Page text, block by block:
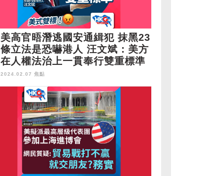
美高官晤潛逃國安通緝犯 抹黑23
條立法是恐嚇港人 汪文斌：美方
在人權法治上一貫奉行雙重標準
2024.02.07 焦點